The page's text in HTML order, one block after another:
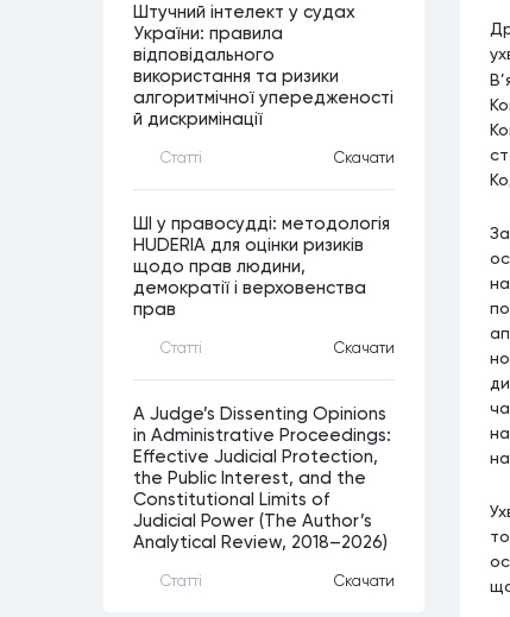
Штучний інтелект у судах
України: правила
відповідального
використання та ризики
алгоритмічної упередженості
й дискримінації
Статтi Скачати
ШІ у правосудді: методологія
HUDERIA для оцінки ризиків
щодо прав людини,
демократії і верховенства
прав
Статтi Скачати
A Judge’s Dissenting Opinions
in Administrative Proceedings:
Effective Judicial Protection,
the Public Interest, and the
Constitutional Limits of
Judicial Power (The Author’s
Analytical Review, 2018–2026)
Статтi Скачати